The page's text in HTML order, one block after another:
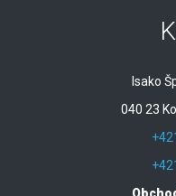
Isako
040 23